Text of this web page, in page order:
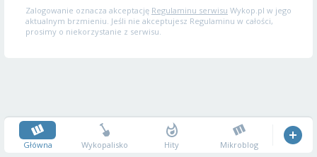
Zalogowanie oznacza akceptację Regulaminu serwisu Wykop.pl w jego
aktualnym brzmieniu. Jeśli nie akceptujesz Regulaminu w całości,
prosimy o niekorzystanie z serwisu.
Główna Wykopalisko Hity Mikroblog